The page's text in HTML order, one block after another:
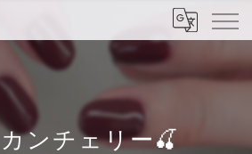
ンチェリー🍒⁡